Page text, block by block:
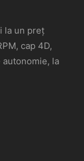
la un preț
cap 4D,
autonomie, la